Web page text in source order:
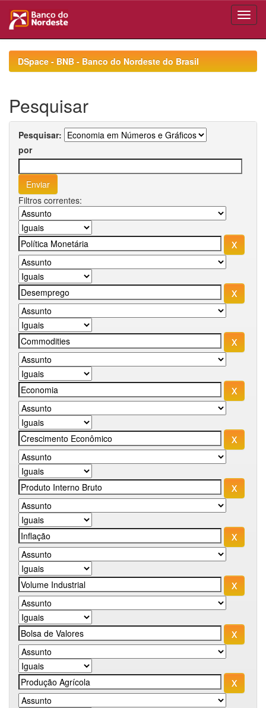
navigationDSpace - BNB - Banco do Nordeste do Brasil
Pesquisar
Pesquisar:
por
Filtros correntes: